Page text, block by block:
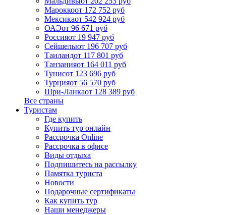
Мароккоот 172 752 руб
Мексикаот 542 924 руб
ОАЭот 96 671 руб
Россияот 19 947 руб
Сейшелыот 196 707 руб
Таиландот 117 801 руб
Танзанияот 164 011 руб
Тунисот 123 696 руб
Турцияот 56 570 руб
Шри-Ланкаот 128 389 руб
Все страны
Туристам
Где купить
Купить тур онлайн
Рассрочка Online
Рассрочка в офисе
Виды отдыха
Подпишитесь на рассылку
Памятка туриста
Новости
Подарочные сертификаты
Как купить тур
Наши менеджеры